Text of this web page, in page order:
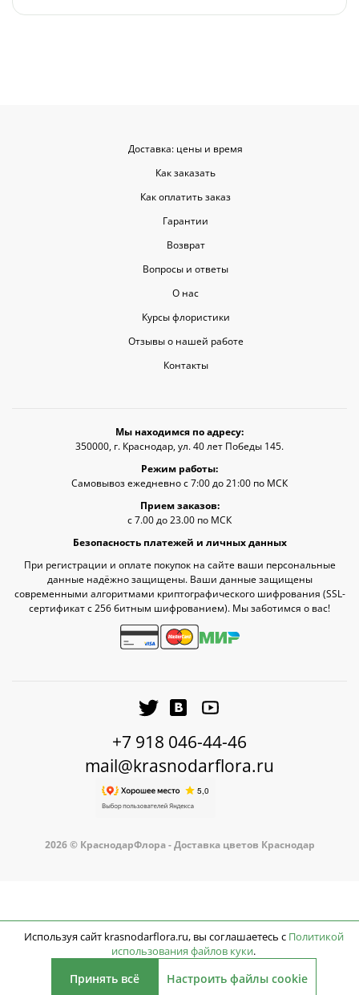
Используя сайт krasnodarflora.ru, вы соглашаетесь с Политикой
использования файлов куки.
Принять всё Настроить файлы cookie
Доставка: цены и время
Как заказать
Как оплатить заказ
Гарантии
Возврат
Вопросы и ответы
О нас
Курсы флористики
Отзывы о нашей работе
Контакты
Мы находимся по адресу:
350000, г. Краснодар, ул. 40 лет Победы 145.
Режим работы:
Самовывоз ежедневно с 7:00 до 21:00 по МСК
Прием заказов:
с 7.00 до 23.00 по МСК
Безопасность платежей и личных данных
При регистрации и оплате покупок на сайте ваши персональные
данные надёжно защищены. Ваши данные защищены
современными алгоритмами криптографического шифрования (SSL-
сертификат c 256 битным шифрованием). Мы заботимся о вас!
+7 918 046-44-46
mail@krasnodarflora.ru
2026 © КраснодарФлора - Доставка цветов Краснодар